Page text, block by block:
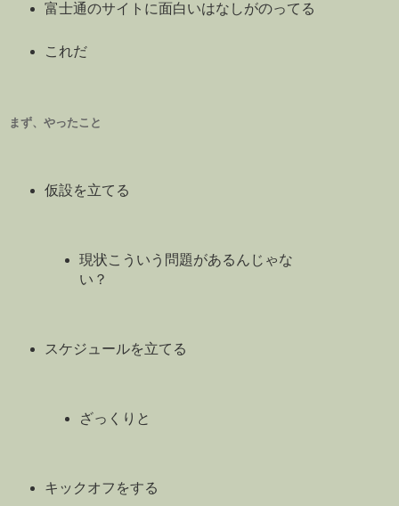
富士通のサイトに面白いはなしがのってる
これだ
まず、やったこと
仮設を立てる
現状こういう問題があるんじゃな
い？
スケジュールを立てる
ざっくりと
キックオフをする